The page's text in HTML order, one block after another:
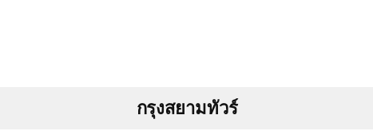
กรุงสยามทัวร์